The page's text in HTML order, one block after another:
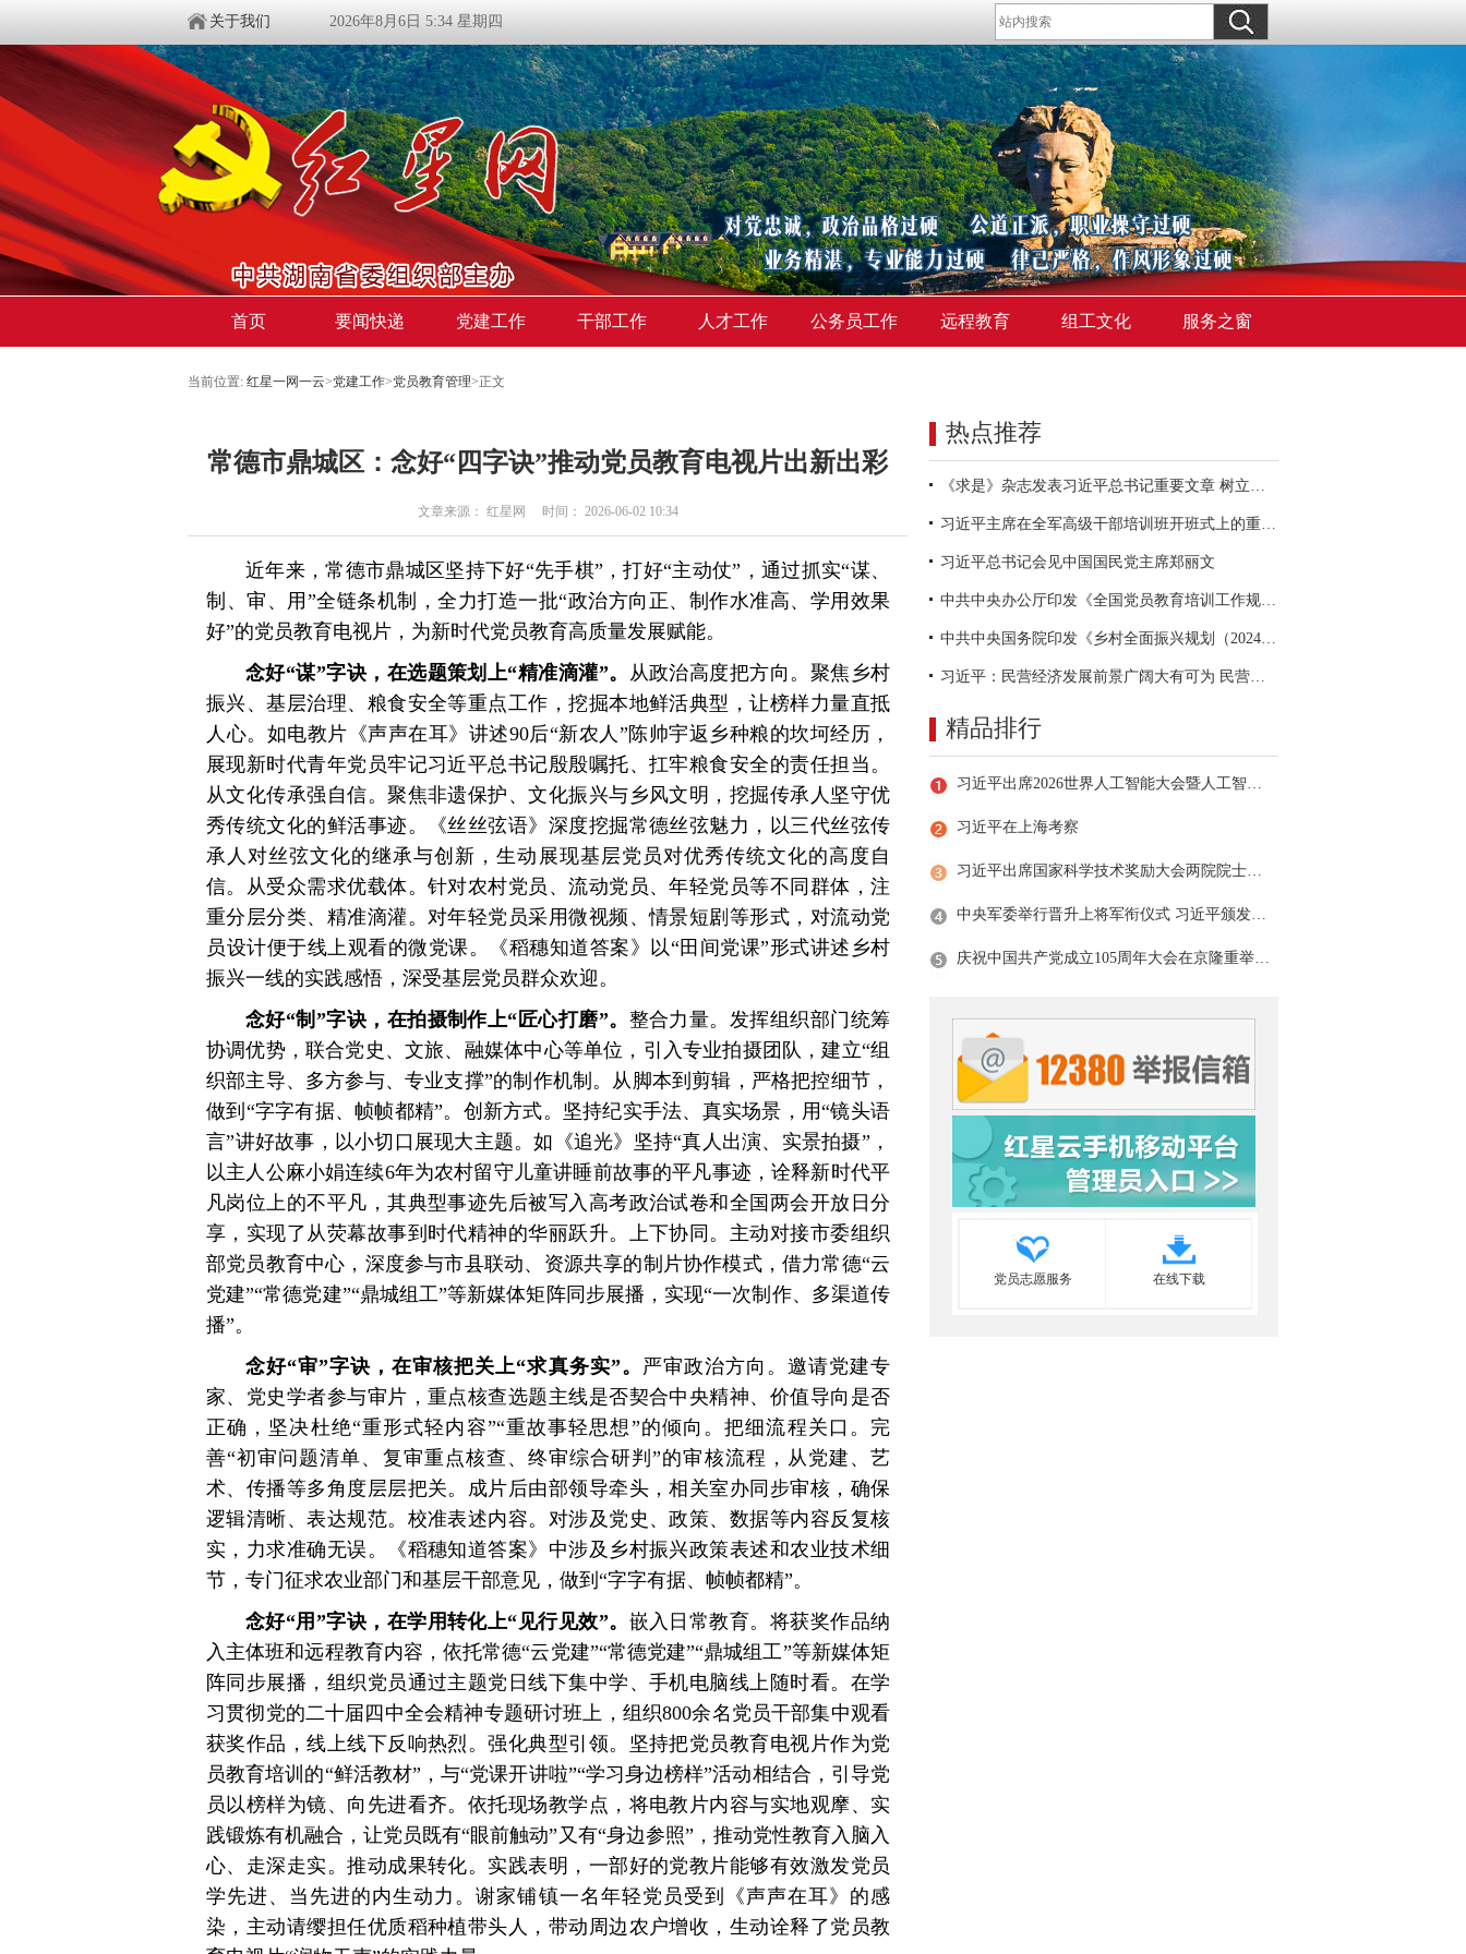
关于我们 2026年8月6日 5:34 星期四
首页 要闻快递 党建工作 干部工作 人才工作 公务员工作 远程教育 组工文化 服务之窗
当前位置: 红星一网一云>党建工作>党员教育管理>正文
常德市鼎城区：念好“四字诀”推动党员教育电视片出新出彩
文章来源： 红星网 时间： 2026-06-02 10:34
近年来，常德市鼎城区坚持下好“先手棋”，打好“主动仗”，通过抓实“谋、
制、审、用”全链条机制，全力打造一批“政治方向正、制作水准高、学用效果
好”的党员教育电视片，为新时代党员教育高质量发展赋能。
念好“谋”字诀，在选题策划上“精准滴灌”。 从政治高度把方向。聚焦乡村
振兴、基层治理、粮食安全等重点工作，挖掘本地鲜活典型，让榜样力量直抵
人心。如电教片《声声在耳》讲述90后“新农人”陈帅宇返乡种粮的坎坷经历，
展现新时代青年党员牢记习近平总书记殷殷嘱托、扛牢粮食安全的责任担当。
从文化传承强自信。聚焦非遗保护、文化振兴与乡风文明，挖掘传承人坚守优
秀传统文化的鲜活事迹。《丝丝弦语》深度挖掘常德丝弦魅力，以三代丝弦传
承人对丝弦文化的继承与创新，生动展现基层党员对优秀传统文化的高度自
信。从受众需求优载体。针对农村党员、流动党员、年轻党员等不同群体，注
重分层分类、精准滴灌。对年轻党员采用微视频、情景短剧等形式，对流动党
员设计便于线上观看的微党课。《稻穗知道答案》以“田间党课”形式讲述乡村
振兴一线的实践感悟，深受基层党员群众欢迎。
念好“制”字诀，在拍摄制作上“匠心打磨”。 整合力量。发挥组织部门统筹
协调优势，联合党史、文旅、融媒体中心等单位，引入专业拍摄团队，建立“组
织部主导、多方参与、专业支撑”的制作机制。从脚本到剪辑，严格把控细节，
做到“字字有据、帧帧都精”。创新方式。坚持纪实手法、真实场景，用“镜头语
言”讲好故事，以小切口展现大主题。如《追光》坚持“真人出演、实景拍摄”，
以主人公麻小娟连续6年为农村留守儿童讲睡前故事的平凡事迹，诠释新时代平
凡岗位上的不平凡，其典型事迹先后被写入高考政治试卷和全国两会开放日分
享，实现了从荧幕故事到时代精神的华丽跃升。上下协同。主动对接市委组织
部党员教育中心，深度参与市县联动、资源共享的制片协作模式，借力常德“云
党建”“常德党建”“鼎城组工”等新媒体矩阵同步展播，实现“一次制作、多渠道传
播”。
念好“审”字诀，在审核把关上“求真务实”。
严审政治方向。邀请党建专
家、党史学者参与审片，重点核查选题主线是否契合中央精神、价值导向是否
正确，坚决杜绝“重形式轻内容”“重故事轻思想”的倾向。把细流程关口。完
善“初审问题清单、复审重点核查、终审综合研判”的审核流程，从党建、艺
术、传播等多角度层层把关。成片后由部领导牵头，相关室办同步审核，确保
逻辑清晰、表达规范。校准表述内容。对涉及党史、政策、数据等内容反复核
实，力求准确无误。《稻穗知道答案》中涉及乡村振兴政策表述和农业技术细
节，专门征求农业部门和基层干部意见，做到“字字有据、帧帧都精”。
念好“用”字诀，在学用转化上“见行见效”。 嵌入日常教育。将获奖作品纳
入主体班和远程教育内容，依托常德“云党建”“常德党建”“鼎城组工”等新媒体矩
阵同步展播，组织党员通过主题党日线下集中学、手机电脑线上随时看。在学
习贯彻党的二十届四中全会精神专题研讨班上，组织800余名党员干部集中观看
获奖作品，线上线下反响热烈。强化典型引领。坚持把党员教育电视片作为党
员教育培训的“鲜活教材”，与“党课开讲啦”“学习身边榜样”活动相结合，引导党
员以榜样为镜、向先进看齐。依托现场教学点，将电教片内容与实地观摩、实
践锻炼有机融合，让党员既有“眼前触动”又有“身边参照”，推动党性教育入脑入
心、走深走实。推动成果转化。实践表明，一部好的党教片能够有效激发党员
学先进、当先进的内生动力。谢家铺镇一名年轻党员受到《声声在耳》的感
染，主动请缨担任优质稻种植带头人，带动周边农户增收，生动诠释了党员教
热点推荐
《求是》杂志发表习近平总书记重要文章 树立和践行正确政绩观
习近平主席在全军高级干部培训班开班式上的重要讲话引领全军开展思想整风、深化政治整训
习近平总书记会见中国国民党主席郑丽文
中共中央办公厅印发《全国党员教育培训工作规划（2024－2028年）》
中共中央国务院印发《乡村全面振兴规划（2024—2027年）》
习近平：民营经济发展前景广阔大有可为 民营企业和民营企业家大显身手正当其时
精品排行
习近平出席2026世界人工智能大会暨人工智能全球治理高级别会议开幕式并发表主旨讲话
习近平在上海考察
习近平出席国家科学技术奖励大会两院院士大会中国科协第十一次全国代表大会并发表重要讲话
中央军委举行晋升上将军衔仪式 习近平颁发命令状并向晋衔的军官表示祝贺
庆祝中国共产党成立105周年大会在京隆重举行 习近平发表重要讲话
党员志愿服务 在线下载